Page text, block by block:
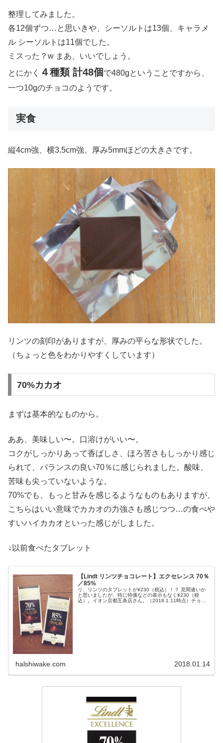
整理してみました。
各12個ずつ…と思いきや、シーソルトは13個、キャラメ
ル シーソルトは11個でした。
ミスった？w まあ、いいでしょう。
とにかく ４種類 計48個 で480gということですから、
一つ10gのチョコのようです。
実食
縦4cm強、横3.5cm強、厚み5mmほどの大きさです。
リンツの刻印がありますが、厚みの平らな形状でした。
（ちょっと色をわかりやすくしています）
70%カカオ
まずは基本的なものから。
ああ、美味しい〜。口溶けがいい〜。
コクがしっかりあって香ばしさ、ほろ苦さもしっかり感じ
られて、バランスの良い70％に感じられました。酸味、
苦味も尖っていないような。
70%でも、もっと甘みを感じるようなものもありますが、
こちらはいい意味でカカオの力強さも感じつつ…の食べや
すいハイカカオといった感じがしました。
↓以前食べたタブレット
【Lindt リンツチョコレート】エクセレンス 70％
／85%
リ、リンツのタブレットが¥230（税込）！？ 見間違いか
と思いましたが、特に特価などの表示もなく¥230（税
込）。イオン京都五条店さん。（2018.1.11時点）チョコ
halshiwake.com 2018.01.14